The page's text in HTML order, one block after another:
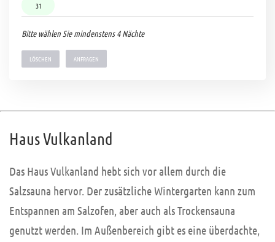
31
Bitte wählen Sie mindenstens 4 Nächte
LÖSCHEN
Haus Vulkanland
Das Haus Vulkanland hebt sich vor allem durch die
Salzsauna hervor. Der zusätzliche Wintergarten kann zum
Entspannen am Salzofen, aber auch als Trockensauna
genutzt werden. Im Außenbereich gibt es eine überdachte,